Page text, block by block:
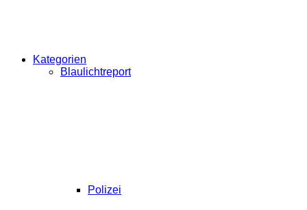
Kategorien
Blaulichtreport
Polizei